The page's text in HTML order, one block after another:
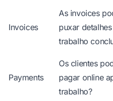
Invoices
As invoices
puxar
trabalho
Payments
Os clientes
pagar online
trabalho?